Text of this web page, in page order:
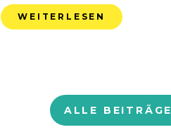
WEITERLESEN
ALLE BEITRÄGE